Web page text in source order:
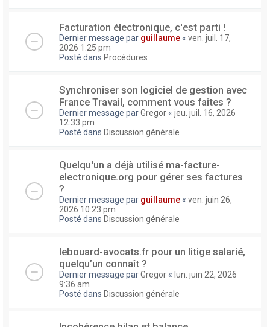
Facturation électronique, c'est parti !
Dernier message par guillaume « ven. juil. 17,
2026 1:25 pm
Posté dans Procédures
Synchroniser son logiciel de gestion avec
France Travail, comment vous faites ?
Dernier message parGregor « jeu. juil. 16, 2026
12:33 pm
Posté dans Discussion générale
Quelqu'un a déjà utilisé ma-facture-
electronique.org pour gérer ses factures
?
Dernier message par guillaume « ven. juin 26,
2026 10:23 pm
Posté dans Discussion générale
lebouard-avocats.fr pour un litige salarié,
quelqu’un connaît ?
Dernier message parGregor « lun. juin 22, 2026
9:36 am
Posté dans Discussion générale